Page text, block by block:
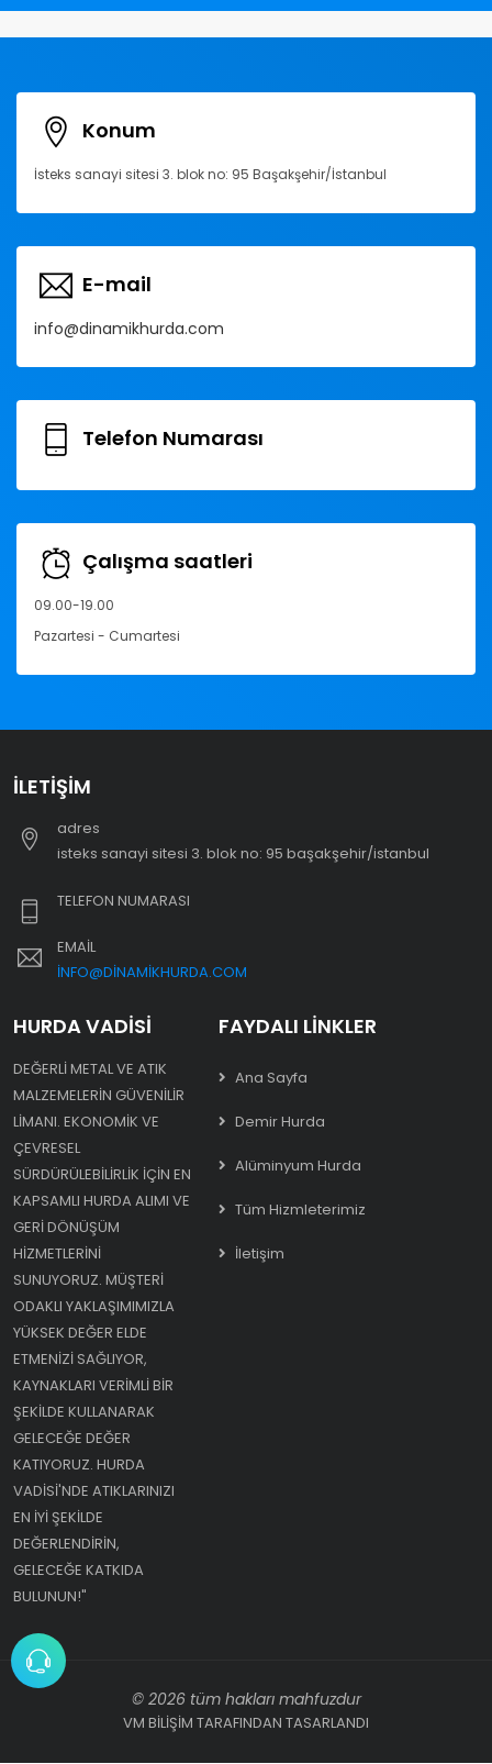
Konum
İsteks sanayi sitesi 3. blok no: 95 Başakşehir/İstanbul
E-mail
info@dinamikhurda.com
Telefon Numarası
Çalışma saatleri
09.00-19.00
Pazartesi - Cumartesi
İLETIŞIM
adres
i̇steks sanayi sitesi 3. blok no: 95 başakşehir/i̇stanbul
TELEFON NUMARASI
EMAIL
INFO@DINAMIKHURDA.COM
HURDA VADISI
DEĞERLI METAL VE ATIK
MALZEMELERIN GÜVENILIR
LIMANI. EKONOMIK VE
ÇEVRESEL
SÜRDÜRÜLEBILIRLIK IÇIN EN
KAPSAMLI HURDA ALIMI VE
GERI DÖNÜŞÜM
HIZMETLERINI
SUNUYORUZ. MÜŞTERI
ODAKLI YAKLAŞIMIMIZLA
YÜKSEK DEĞER ELDE
ETMENIZI SAĞLIYOR,
KAYNAKLARI VERIMLI BIR
ŞEKILDE KULLANARAK
GELECEĞE DEĞER
KATIYORUZ. HURDA
VADISI'NDE ATIKLARINIZI
EN IYI ŞEKILDE
DEĞERLENDIRIN,
GELECEĞE KATKIDA
BULUNUN!"
FAYDALI LINKLER
Ana Sayfa
Demir Hurda
Alüminyum Hurda
Tüm Hizmleterimiz
İletişim
© 2026 tüm hakları mahfuzdur
VM BİLİŞİM TARAFINDAN TASARLANDI